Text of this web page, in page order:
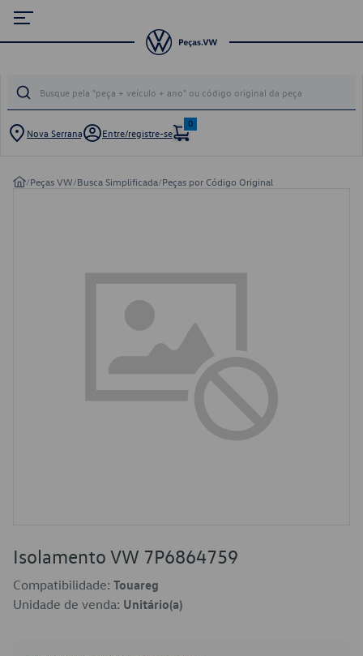
Nova Serrana Entre/registre-se
0
/Peças VW/Busca Simplificada/Peças por Código Original
Isolamento VW 7P6864759
Compatibilidade: Touareg
Unidade de venda: Unitário(a)